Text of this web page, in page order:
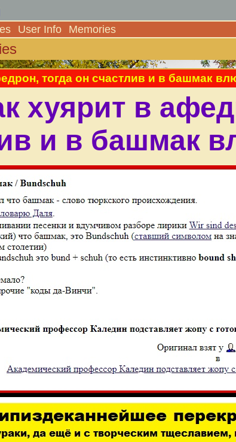
User Info Memories
тогда он счастлив и в башмак
хуярит в
и в башмак